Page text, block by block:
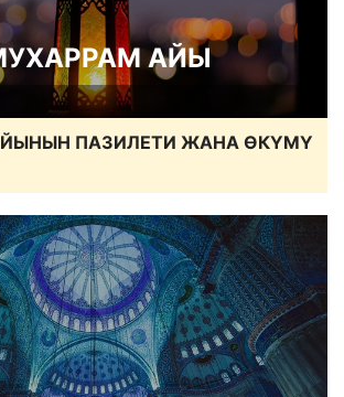
АЙЫ
ПАЗИЛЕТИ ЖАНА ӨКҮМҮ